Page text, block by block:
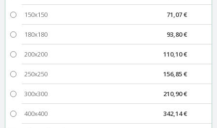
150x150 71,07 €
180x180 93,80 €
200x200 110,10 €
250x250 156,85 €
300x300 210,90 €
400x400 342,14 €